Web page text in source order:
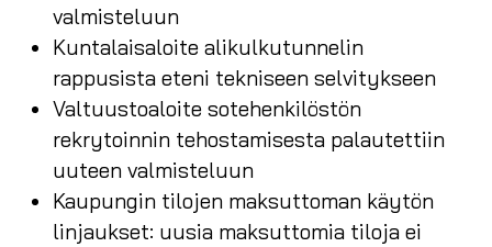
valmisteluun
Kuntalaisaloite alikulkutunnelin
rappusista eteni tekniseen selvitykseen
Valtuustoaloite sotehenkilöstön
rekrytoinnin tehostamisesta palautettiin
uuteen valmisteluun
Kaupungin tilojen maksuttoman käytön
linjaukset: uusia maksuttomia tiloja ei